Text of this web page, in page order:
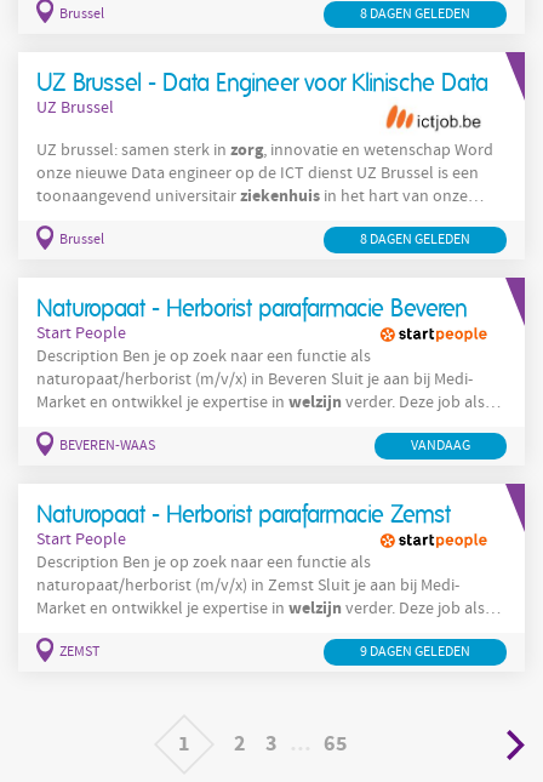
waar innovatie, onderzoek en patiëntgerichtezorghand in hand
Brussel 8 DAGEN GELEDEN
UZ Brussel - Data Engineer voor Klinische Data
UZ Brussel
UZ brussel: samen sterk in zorg, innovatie en wetenschap Word
onze nieuwe Data engineer op de ICT dienst UZ Brussel is een
toonaangevend universitairziekenhuis in het hart van onze
waar innovatie, onderzoek en patiëntgerichtezorghand in hand
Brussel 8 DAGEN GELEDEN
Naturopaat - Herborist parafarmacie Beveren
Start People
Description Ben je op zoek naar een functie als
naturopaat/herborist (m/v/x) in Beveren Sluit je aan bij Medi-
Market en ontwikkel je expertise in welzijn verder. Deze job als
om klanten dagelijks te adviseren en te begeleiden. Wil je je
BEVEREN-WAAS VANDAAG
Naturopaat - Herborist parafarmacie Zemst
Start People
Description Ben je op zoek naar een functie als
naturopaat/herborist (m/v/x) in Zemst Sluit je aan bij Medi-
Market en ontwikkel je expertise in welzijn verder. Deze job als
om klanten dagelijks te adviseren en te begeleiden. Wil je je
ZEMST 9 DAGEN GELEDEN
1 2 3 65